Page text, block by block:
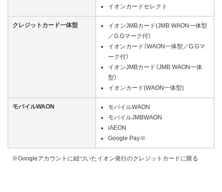
イオンカードセレクト
クレジットカード一体型
イオンJMBカード(JMB WAON一体型
／G.Gマーク付）
イオンカード（WAON一体型／G.Gマ
ーク付）
イオンJMBカード（JMB WAON一体
型）
イオンカード(WAON一体型)
モバイルWAON
モバイルWAON
モバイルJMBWAON
iAEON
Google Pay※
※Googleアカウントに紐づいたイオン発行のクレジットカードに限る